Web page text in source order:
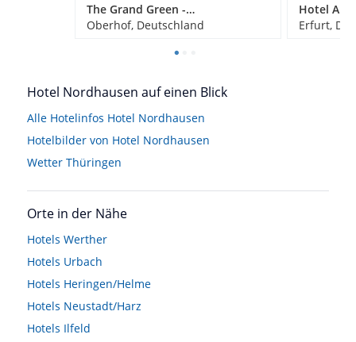
The Grand Green - Familux Resort
Oberhof, Deutschland
Hotel Am
Erfurt,
Hotel Nordhausen auf einen Blick
Alle Hotelinfos Hotel Nordhausen
Hotelbilder von Hotel Nordhausen
Wetter Thüringen
Orte in der Nähe
Hotels Werther
Hotels Urbach
Hotels Heringen/Helme
Hotels Neustadt/Harz
Hotels Ilfeld